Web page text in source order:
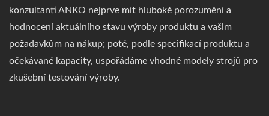
konzultanti ANKO nejprve mít hluboké porozumění a
hodnocení aktuálního stavu výroby produktu a vašim
požadavkům na nákup; poté, podle specifikací produktu a
očekávané kapacity, uspořádáme vhodné modely strojů pro
zkušební testování výroby.